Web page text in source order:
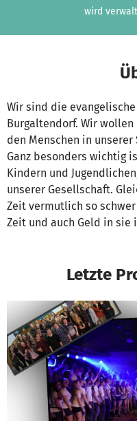
wird
Wir sind die
Burgaltendorf. Wir
den Menschen in
Ganz besonders wichtig
Kindern und
unserer Gesellschaft.
Zeit vermutlich so
Zeit und auch Geld in sie
Letzte